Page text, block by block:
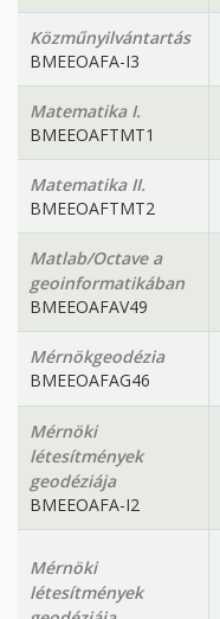
Közműnyilvántartás
BMEEOAFA-I3
Matematika I.
BMEEOAFTMT1
Matematika II.
BMEEOAFTMT2
Matlab/Octave a
geoinformatikában
BMEEOAFAV49
Mérnökgeodézia
BMEEOAFAG46
Mérnöki
létesítmények
geodéziája
BMEEOAFA-I2
Mérnöki
létesítmények